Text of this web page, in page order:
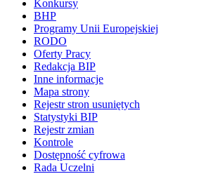
Konkursy
BHP
Programy Unii Europejskiej
RODO
Oferty Pracy
Redakcja BIP
Inne informacje
Mapa strony
Rejestr stron usuniętych
Statystyki BIP
Rejestr zmian
Kontrole
Dostępność cyfrowa
Rada Uczelni